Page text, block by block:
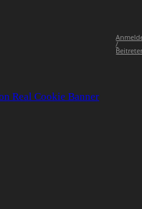
/
Real Cookie Banner